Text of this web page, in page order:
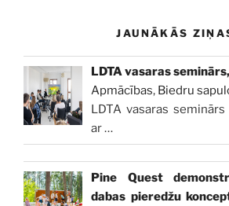
JAUNĀKĀS
LDTA vasaras
Apmācības, Biedru
LDTA vasaras
ar…
Pine Quest
dabas pieredžu